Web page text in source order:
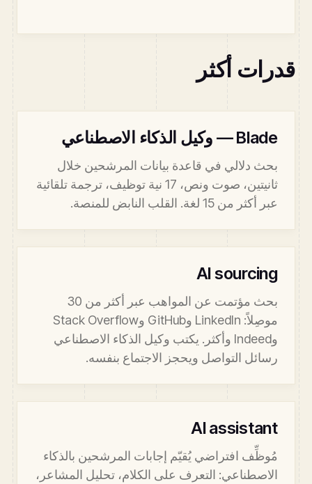
قدرات أكثر
Blade — وكيل الذكاء الاصطناعي
بحث دلالي في قاعدة بيانات المرشحين خلال
ثانيتين، صوت ونص، 17 نية توظيف، ترجمة تلقائية
عبر أكثر من 15 لغة. القلب النابض للمنصة.
AI sourcing
بحث مؤتمت عن المواهب عبر أكثر من 30
موصِلاً: LinkedIn وGitHub وStack Overflow
وIndeed وأكثر. يكتب وكيل الذكاء الاصطناعي
رسائل التواصل ويحجز الاجتماع بنفسه.
AI assistant
مُوظِّف افتراضي يُقيّم إجابات المرشحين بالذكاء
الاصطناعي: التعرف على الكلام، تحليل المشاعر،